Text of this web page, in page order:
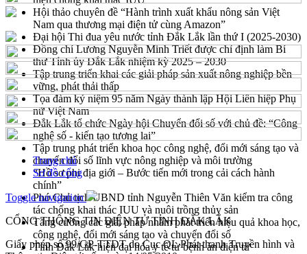
Hội thảo chuyên đề “Hành trình xuất khẩu nông sản Việt
Nam qua thương mại điện tử cùng Amazon”
Đại hội Thi đua yêu nước tỉnh Đắk Lắk lần thứ I (2025-2030)
Đồng chí Lương Nguyễn Minh Triết được chỉ định làm Bí
thư Tỉnh ủy Đắk Lắk nhiệm kỳ 2025 – 2030
Tập trung triển khai các giải pháp sản xuất nông nghiệp bền
vững, phát thải thấp
Tọa đàm kỷ niệm 95 năm Ngày thành lập Hội Liên hiệp Phụ
nữ Việt Nam
Đắk Lắk tổ chức Ngày hội Chuyển đổi số với chủ đề: “Công
nghệ số - kiến tạo tương lai”
Tập trung phát triển khoa học công nghệ, đổi mới sáng tạo và
chuyển đổi số lĩnh vực nông nghiệp và môi trường
“Hồ sơ phi địa giới – Bước tiến mới trong cải cách hành
chính”
Phó Chủ tịch UBND tỉnh Nguyễn Thiên Văn kiểm tra công
tác chống khai thác IUU và nuôi trồng thủy sản
Tăng cường các giải pháp nhằm phát triển hiệu quả khoa học,
công nghệ, đổi mới sáng tạo và chuyển đổi số
Tỉnh Đắk Lắk hiện đại hóa y tế từ bệnh án điện tử
Trang chủ
Sơ đồ cổng
Toggle navigation
CỔNG THÔNG TIN ĐIỆN TỬ TỈNH ĐẮK LẮK
Giấy phép số 99/GP-TTĐT do Cục QL Phát thanh Truyền hình và